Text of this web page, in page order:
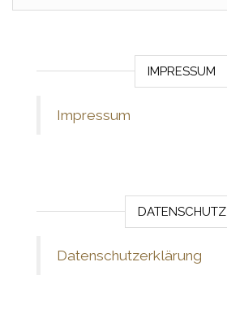
IMPRESSUM
Impressum
DATENSCHUTZ
Datenschutzerklärung